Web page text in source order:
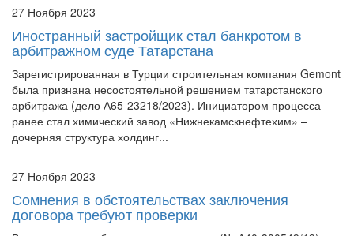
27 Ноября 2023
Иностранный застройщик стал банкротом в
арбитражном суде Татарстана
Зарегистрированная в Турции строительная компания Gemont
была признана несостоятельной решением татарстанского
арбитража (дело А65-23218/2023). Инициатором процесса
ранее стал химический завод «Нижнекамскнефтехим» –
дочерняя структура холдинг...
27 Ноября 2023
Сомнения в обстоятельствах заключения
договора требуют проверки